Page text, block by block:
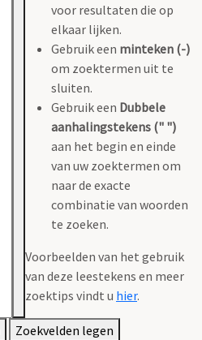
voor resultaten die op
elkaar lijken.
Gebruik een minteken (-)
om zoektermen uit te
sluiten.
Gebruik een Dubbele
aanhalingstekens (" ")
aan het begin en einde
van uw zoektermen om
naar de exacte
combinatie van woorden
te zoeken.
Voorbeelden van het gebruik
van deze leestekens en meer
zoektips vindt u hier.
Zoekvelden legen